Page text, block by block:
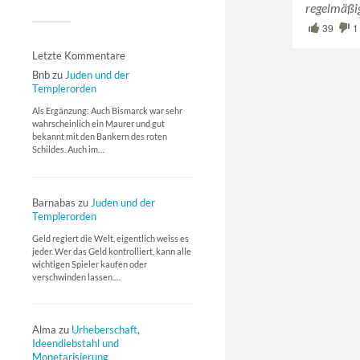
Letzte Kommentare
Bnbzu Juden und der
Templerorden
Als Ergänzung: Auch Bismarck war sehr
wahrscheinlich ein Maurer und gut
bekannt mit den Bankern des roten
Schildes. Auch im…
Barnabas zu Juden und der
Templerorden
Geld regiert die Welt, eigentlich weiss es
jeder. Wer das Geld kontrolliert, kann alle
wichtigen Spieler kaufen oder
verschwinden lassen.…
Alma zu Urheberschaft,
Ideendiebstahl und
Monetarisierung
39 1